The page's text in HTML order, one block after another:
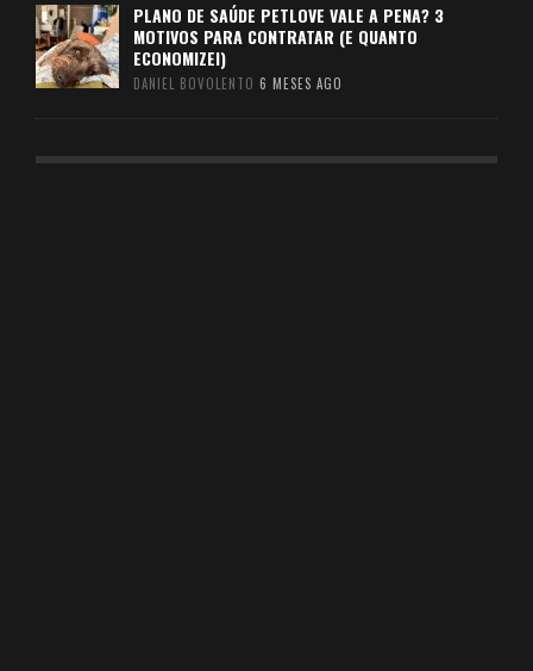
PLANO DE SAÚDE PETLOVE VALE A PENA? 3
MOTIVOS PARA CONTRATAR (E QUANTO
ECONOMIZEI)
DANIEL BOVOLENTO 6 MESES AGO